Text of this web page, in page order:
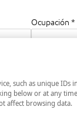
Ocupación *
such as unique IDs
below or at any
affect browsing data.